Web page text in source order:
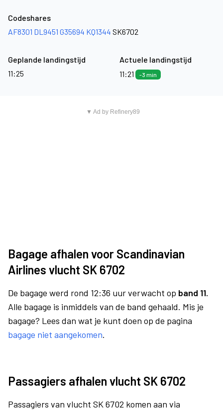
Codeshares
AF8301 DL9451 G35694 KQ1344 SK6702
Geplande landingstijd
11:25
Actuele landingstijd
11:21
-3 min
▼ Ad by Refinery89
Bagage afhalen voor Scandinavian
Airlines vlucht SK 6702
De bagage werd rond 12:36 uur verwacht op band 11.
Alle bagage is inmiddels van de band gehaald. Mis je
bagage? Lees dan wat je kunt doen op de pagina
bagage niet aangekomen.
Passagiers afhalen vlucht SK 6702
Passagiers van vlucht SK 6702 komen aan via